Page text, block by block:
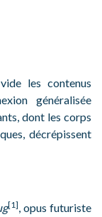
les contenus
généralisée
dont les corps
décrépissent
[1], opus futuriste